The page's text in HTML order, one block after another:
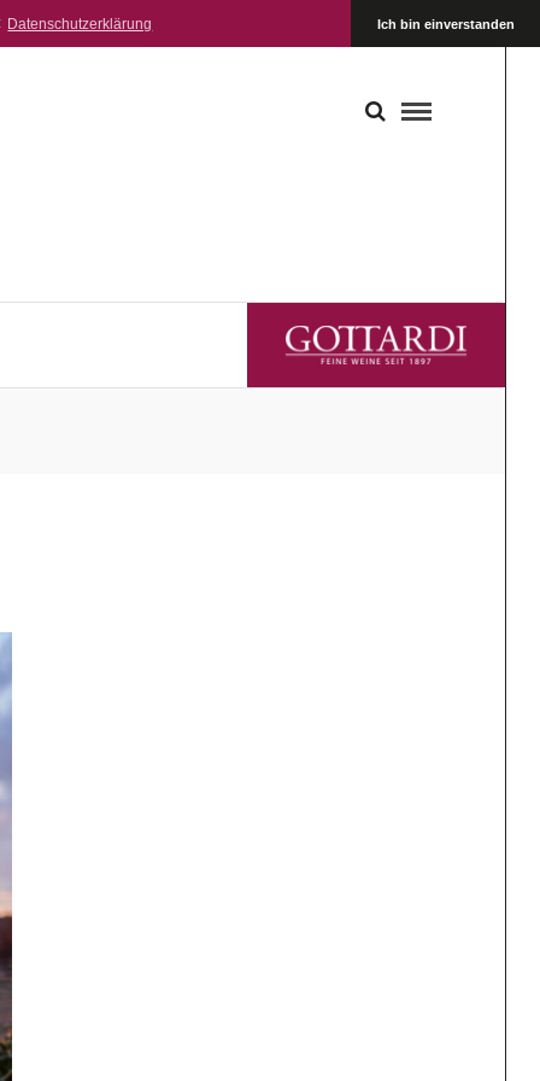
Datenschutzerklärung Ich bin einverstanden
GOTTARDI FEINE WEINE